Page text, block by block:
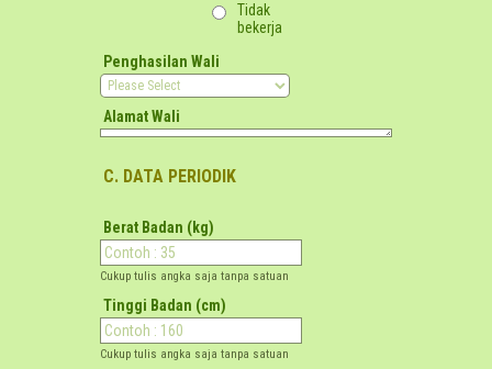
Tidak
bekerja
Penghasilan Wali
Alamat Wali
C. DATA PERIODIK
Berat Badan (kg)
Cukup tulis angka saja tanpa satuan
Tinggi Badan (cm)
Cukup tulis angka saja tanpa satuan